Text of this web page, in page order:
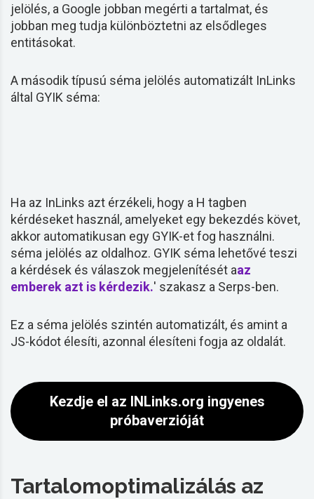
jelölés, a Google jobban megérti a tartalmat, és
jobban meg tudja különböztetni az elsődleges
entitásokat.
A második típusú séma jelölés automatizált InLinks
által GYIK séma:
Ha az InLinks azt érzékeli, hogy a H tagben
kérdéseket használ, amelyeket egy bekezdés követ,
akkor automatikusan egy GYIK-et fog használni.
séma jelölés az oldalhoz. GYIK séma lehetővé teszi
a kérdések és válaszok megjelenítését aaz
emberek azt is kérdezik.' szakasz a Serps-ben.
Ez a séma jelölés szintén automatizált, és amint a
JS-kódot élesíti, azonnal élesíteni fogja az oldalát.
Kezdje el az INLinks.org ingyenes
próbaverzióját
Tartalomoptimalizálás az